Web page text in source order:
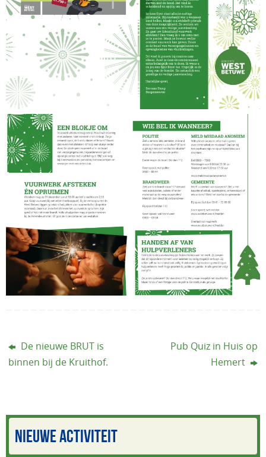
De nieuwe BRUT is
binnen bij de Kruithof.
Pub Quiz in Huis op
Hemert
NIEUWE ACTIVITEIT